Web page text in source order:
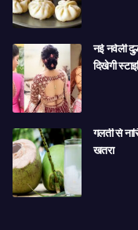
नई नवेली
दिखेगी
गलती से
खतरा